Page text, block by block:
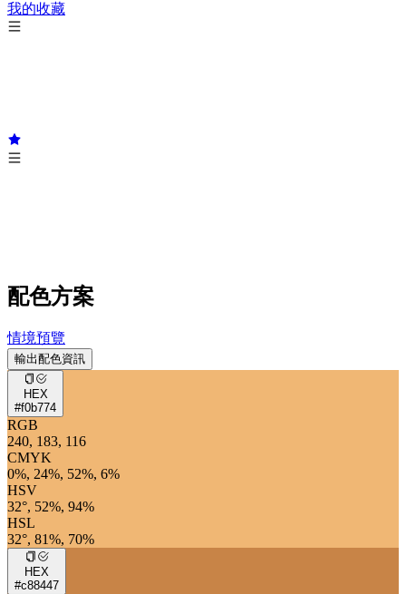
我的收藏
配色方案
情境預覽
輸出配色資訊
HEX
#f0b774
RGB
240, 183, 116
CMYK
0%, 24%, 52%, 6%
HSV
32°, 52%, 94%
HSL
32°, 81%, 70%
HEX
#c88447